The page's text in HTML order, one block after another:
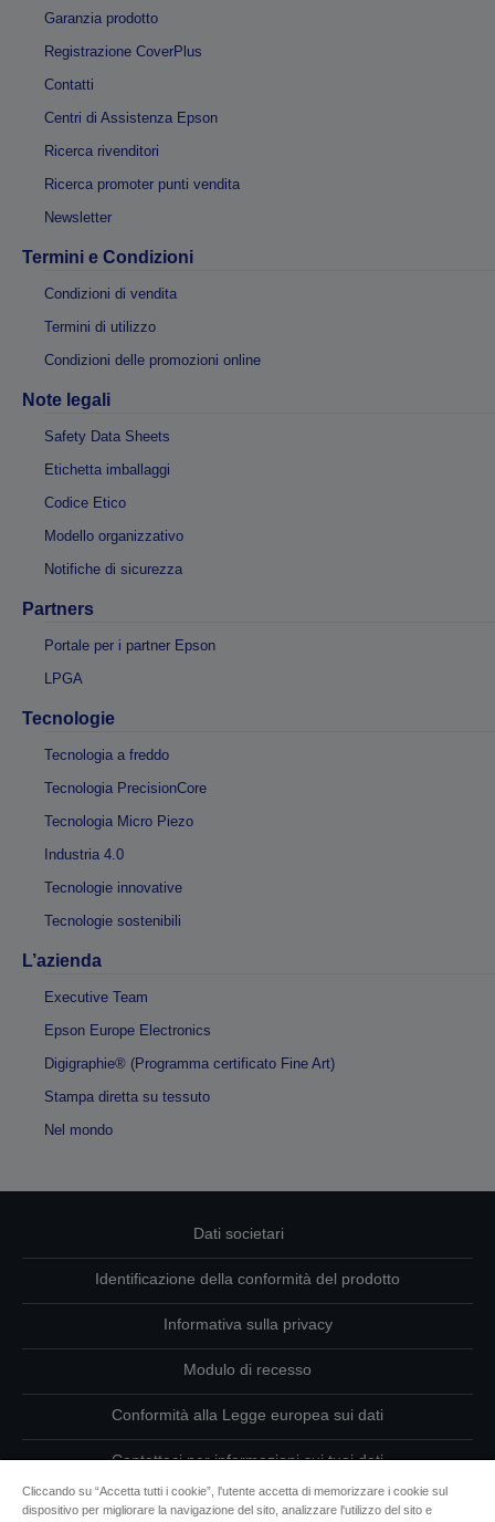
Garanzia prodotto
Registrazione CoverPlus
Contatti
Centri di Assistenza Epson
Ricerca rivenditori
Ricerca promoter punti vendita
Newsletter
Termini e Condizioni
Condizioni di vendita
Termini di utilizzo
Condizioni delle promozioni online
Note legali
Safety Data Sheets
Etichetta imballaggi
Codice Etico
Modello organizzativo
Notifiche di sicurezza
Partners
Portale per i partner Epson
LPGA
Tecnologie
Tecnologia a freddo
Tecnologia PrecisionCore
Tecnologia Micro Piezo
Industria 4.0
Tecnologie innovative
Tecnologie sostenibili
L’azienda
Executive Team
Epson Europe Electronics
Digigraphie® (Programma certificato Fine Art)
Stampa diretta su tessuto
Nel mondo
Dati societari
Identificazione della conformità del prodotto
Informativa sulla privacy
Modulo di recesso
Conformità alla Legge europea sui dati
Contattaci per informazioni sui tuoi dati
Informazioni sui cookie
Cliccando su “Accetta tutti i cookie”, l'utente accetta di memorizzare i cookie sul
dispositivo per migliorare la navigazione del sito, analizzare l'utilizzo del sito e